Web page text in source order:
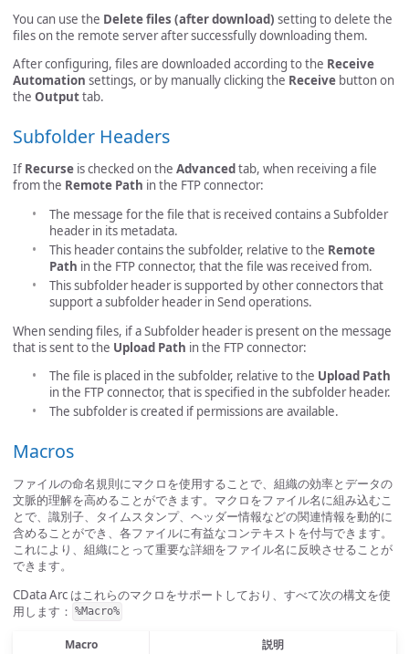
You can use the Delete files (after download) setting to delete the
files on the remote server after successfully downloading them.
After configuring, files are downloaded according to the Receive
Automation settings, or by manually clicking the Receive button on
the Outputtab.
Subfolder Headers
If Recurse is checked on the Advanced tab, when receiving a file
from the Remote Path in the FTP connector:
The message for the file that is received contains a Subfolder
header in its metadata.
This header contains the subfolder, relative to the Remote
Path in the FTP connector, that the file was received from.
This subfolder header is supported by other connectors that
support a subfolder header in Send operations.
When sending files, if a Subfolder header is present on the message
that is sent to the Upload Path in the FTP connector:
The file is placed in the subfolder, relative to the Upload Path
in the FTP connector, that is specified in the subfolder header.
The subfolder is created if permissions are available.
Macros
ファイルの命名規則にマクロを使用することで、組織の効率とデータの
文脈的理解を高めることができます。マクロをファイル名に組み込むこ
とで、識別子、タイムスタンプ、ヘッダー情報などの関連情報を動的に
含めることができ、各ファイルに有益なコンテキストを付与できます。
これにより、組織にとって重要な詳細をファイル名に反映させることが
できます。
CData Arc はこれらのマクロをサポートしており、すべて次の構文を使
用します： %Macro%
Macro
説明